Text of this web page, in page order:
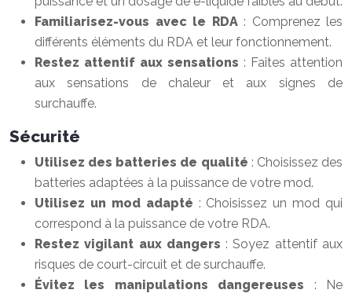
Familiarisez-vous avec le RDA : Comprenez les
différents éléments du RDA et leur fonctionnement.
Restez attentif aux sensations : Faites attention
aux sensations de chaleur et aux signes de
surchauffe.
Sécurité
Utilisez des batteries de qualité : Choisissez des
batteries adaptées à la puissance de votre mod.
Utilisez un mod adapté : Choisissez un mod qui
correspond à la puissance de votre RDA.
Restez vigilant aux dangers : Soyez attentif aux
risques de court-circuit et de surchauffe.
Évitez les manipulations dangereuses : Ne